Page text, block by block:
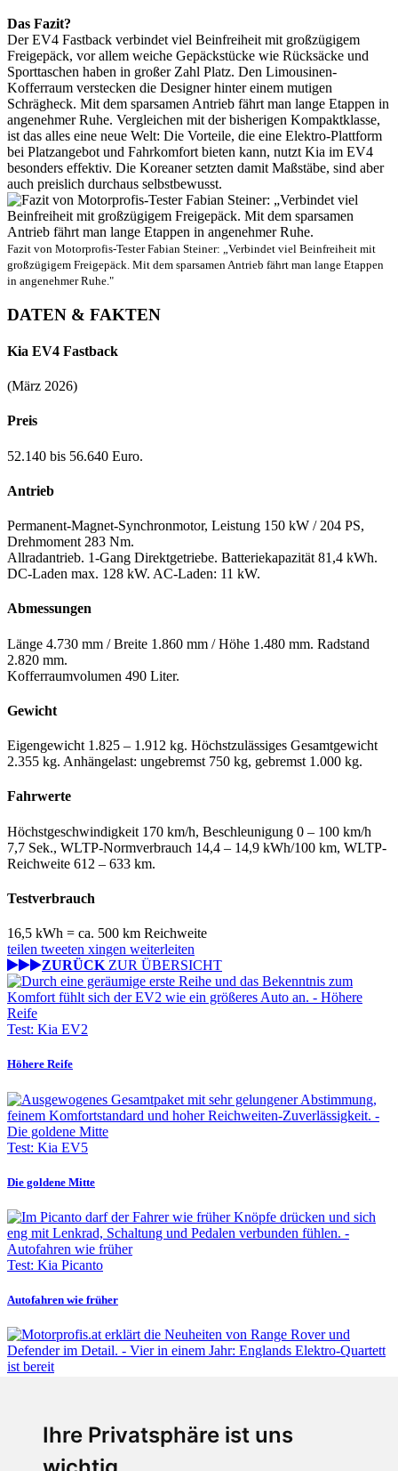
Ihre Privatsphäre ist uns
Das Fazit?
Der EV4 Fastback verbindet viel Beinfreiheit mit großzügigem
Freigepäck, vor allem weiche Gepäckstücke wie Rücksäcke und
Sporttaschen haben in großer Zahl Platz. Den Limousinen-
Kofferraum verstecken die Designer hinter einem mutigen
Schrägheck. Mit dem sparsamen Antrieb fährt man lange Etappen in
angenehmer Ruhe. Vergleichen mit der bisherigen Kompaktklasse,
ist das alles eine neue Welt: Die Vorteile, die eine Elektro-Plattform
bei Platzangebot und Fahrkomfort bieten kann, nutzt Kia im EV4
besonders effektiv. Die Koreaner setzten damit Maßstäbe, sind aber
auch preislich durchaus selbstbewusst.
Fazit von Motorprofis-Tester Fabian Steiner: „Verbindet viel Beinfreiheit mit
großzügigem Freigepäck. Mit dem sparsamen Antrieb fährt man lange Etappen
in angenehmer Ruhe."
DATEN & FAKTEN
Kia EV4 Fastback
(März 2026)
Preis
52.140 bis 56.640 Euro.
Antrieb
Permanent-Magnet-Synchronmotor, Leistung 150 kW / 204 PS,
Drehmoment 283 Nm.
Allradantrieb. 1-Gang Direktgetriebe. Batteriekapazität 81,4 kWh.
DC-Laden max. 128 kW. AC-Laden: 11 kW.
Abmessungen
Länge 4.730 mm / Breite 1.860 mm / Höhe 1.480 mm. Radstand
2.820 mm.
Kofferraumvolumen 490 Liter.
Gewicht
Eigengewicht 1.825 – 1.912 kg. Höchstzulässiges Gesamtgewicht
2.355 kg. Anhängelast: ungebremst 750 kg, gebremst 1.000 kg.
Fahrwerte
Höchstgeschwindigkeit 170 km/h, Beschleunigung 0 – 100 km/h
7,7 Sek., WLTP-Normverbrauch 14,4 – 14,9 kWh/100 km, WLTP-
Reichweite 612 – 633 km.
Testverbrauch
16,5 kWh = ca. 500 km Reichweite
teilen tweeten xingen weiterleiten
ZURÜCK ZUR ÜBERSICHT
Test: Kia EV2
Höhere Reife
Test: Kia EV5
Die goldene Mitte
Test: Kia Picanto
Autofahren wie früher
Vier in einem Jahr: Englands Elektro-Quartett ist bereit